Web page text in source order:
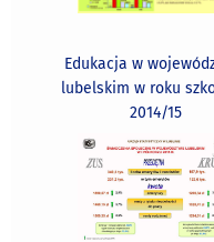
Edukacja w
lubelskim w roku
2014/15